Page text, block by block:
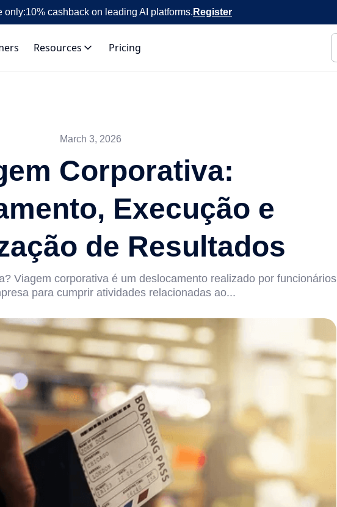
only:10% cashback on leading AI platforms. Register
Resources Pricing
March 3, 2026
Corporativa:
Execução e
de Resultados
Viagem corporativa é um deslocamento realizado por funcionários
para cumprir atividades relacionadas ao...